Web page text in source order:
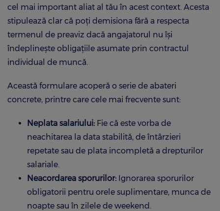
cel mai important aliat al tău în acest context. Acesta
stipulează clar că poți demisiona fără a respecta
termenul de preaviz dacă angajatorul nu își
îndeplinește obligațiile asumate prin contractul
individual de muncă.
Această formulare acoperă o serie de abateri
concrete, printre care cele mai frecvente sunt:
Neplata salariului: Fie că este vorba de
neachitarea la data stabilită, de întârzieri
repetate sau de plata incompletă a drepturilor
salariale.
Neacordarea sporurilor: Ignorarea sporurilor
obligatorii pentru orele suplimentare, munca de
noapte sau în zilele de weekend.